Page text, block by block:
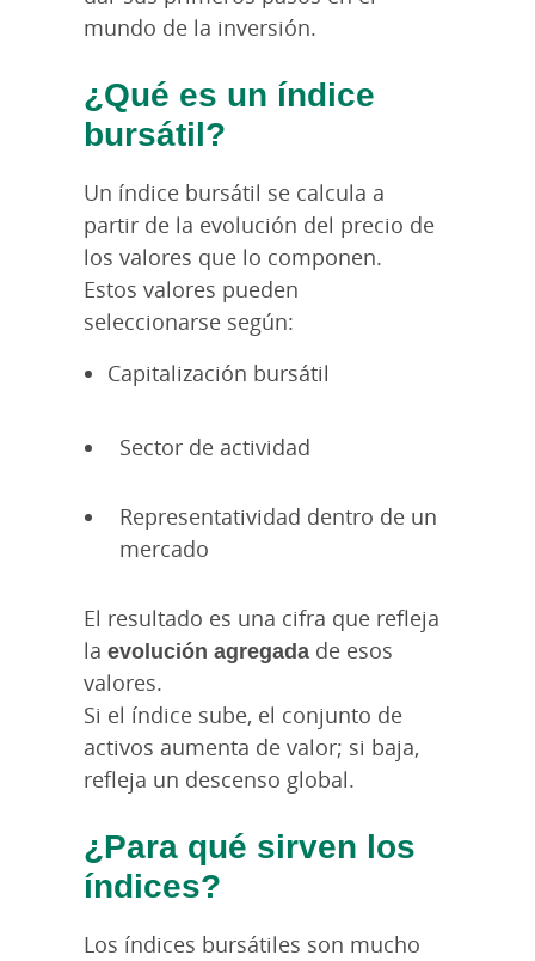
mundo de la inversión.
¿Qué es un índice
bursátil?
Un índice bursátil se calcula a
partir de la evolución del precio de
los valores que lo componen.
Estos valores pueden
seleccionarse según:
Capitalización bursátil
Sector de actividad
Representatividad dentro de un
mercado
El resultado es una cifra que refleja
la evolución agregada de esos
valores.
Si el índice sube, el conjunto de
activos aumenta de valor; si baja,
refleja un descenso global.
¿Para qué sirven los
índices?
Los índices bursátiles son mucho